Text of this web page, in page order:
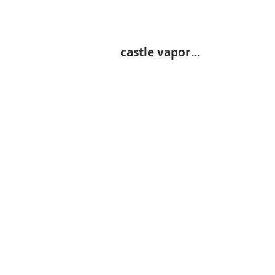
castle vapor...